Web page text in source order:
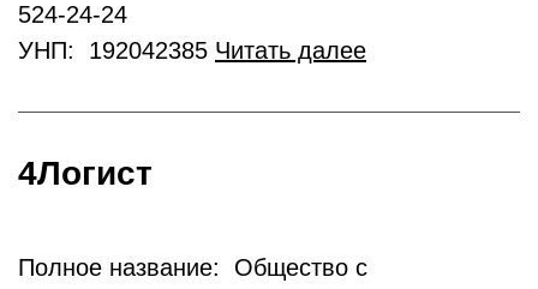
524-24-24
УНП: 192042385 Читать далее
4Логист
Полное название: Общество с